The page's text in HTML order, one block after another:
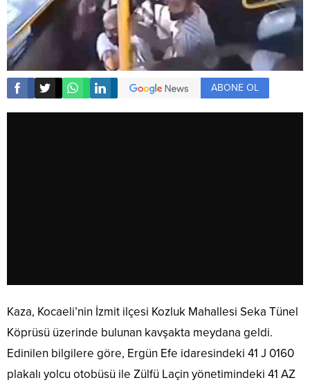
ABONE OL
Kaza, Kocaeli’nin İzmit ilçesi Kozluk Mahallesi Seka Tünel
Köprüsü üzerinde bulunan kavşakta meydana geldi.
Edinilen bilgilere göre, Ergün Efe idaresindeki 41 J 0160
plakalı yolcu otobüsü ile Zülfü Laçin yönetimindeki 41 AZ